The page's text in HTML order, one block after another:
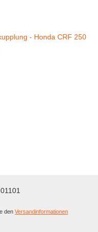
den Versandinformationen